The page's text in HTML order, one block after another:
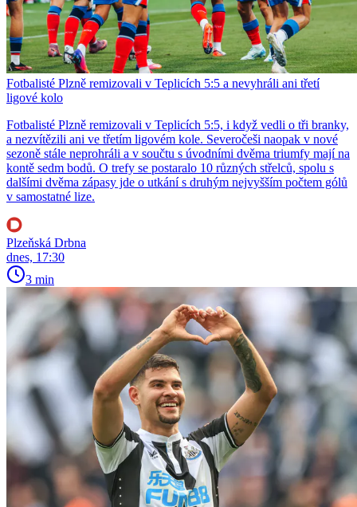
Fotbalisté Plzně remizovali v Teplicích 5:5 a nevyhráli ani třetí
ligové kolo
Fotbalisté Plzně remizovali v Teplicích 5:5, i když vedli o tři branky,
a nezvítězili ani ve třetím ligovém kole. Severočeši naopak v nové
sezoně stále neprohráli a v součtu s úvodními dvěma triumfy mají na
kontě sedm bodů. O trefy se postaralo 10 různých střelců, spolu s
dalšími dvěma zápasy jde o utkání s druhým nejvyšším počtem gólů
v samostatné lize.
Plzeňská Drbna
dnes, 17:30
3 min